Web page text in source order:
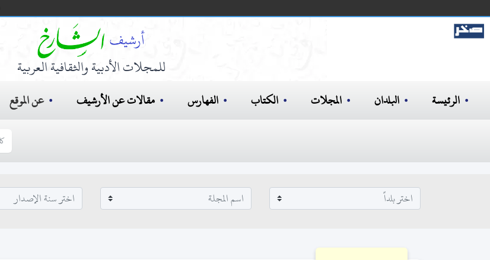
للمجلات الأدبية والثقافية العربية
الرئيسة البلدان المجلات الكتاب الفهارس مقالات عن الأرشيف عن الموقع